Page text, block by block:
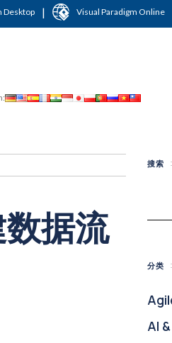
Desktop | Visual Paradigm Online
据流
搜索
分类
AI